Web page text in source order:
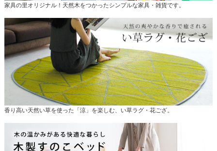
家具の里オリジナル！天然木をつかったシンプルな家具・雑貨です。
香り高い天然い草を使った「涼」を楽しむ、い草ラグ・花ござ。